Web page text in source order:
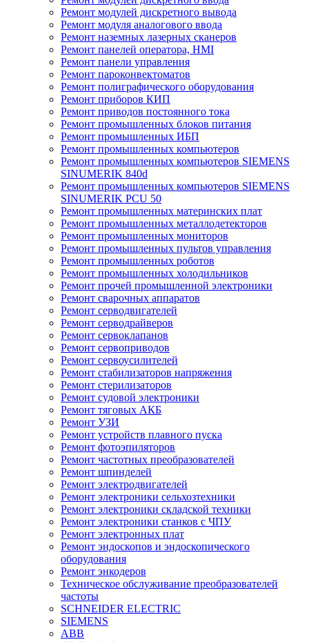
Ремонт модулей дискретного вывода
Ремонт модуля аналогового ввода
Ремонт наземных лазерных сканеров
Ремонт панелей оператора, HMI
Ремонт панели управления
Ремонт пароконвектоматов
Ремонт полиграфического оборудования
Ремонт приборов КИП
Ремонт приводов постоянного тока
Ремонт промышленных блоков питания
Ремонт промышленных ИБП
Ремонт промышленных компьютеров
Ремонт промышленных компьютеров SIEMENS
SINUMERIK 840d
Ремонт промышленных компьютеров SIEMENS
SINUMERIK PCU 50
Ремонт промышленных материнских плат
Ремонт промышленных металлодетекторов
Ремонт промышленных мониторов
Ремонт промышленных пультов управления
Ремонт промышленных роботов
Ремонт промышленных холодильников
Ремонт прочей промышленной электроники
Ремонт сварочных аппаратов
Ремонт серводвигателей
Ремонт серводрайверов
Ремонт сервоклапанов
Ремонт сервоприводов
Ремонт сервоусилителей
Ремонт стабилизаторов напряжения
Ремонт стерилизаторов
Ремонт судовой электроники
Ремонт тяговых АКБ
Ремонт УЗИ
Ремонт устройств плавного пуска
Ремонт фотоэпиляторов
Ремонт частотных преобразователей
Ремонт шпинделей
Ремонт электродвигателей
Ремонт электроники сельхозтехники
Ремонт электроники складской техники
Ремонт электроники станков с ЧПУ
Ремонт электронных плат
Ремонт эндоскопов и эндоскопического
оборудования
Ремонт энкодеров
Техническое обслуживание преобразователей
частоты
SCHNEIDER ELECTRIC
SIEMENS
ABB